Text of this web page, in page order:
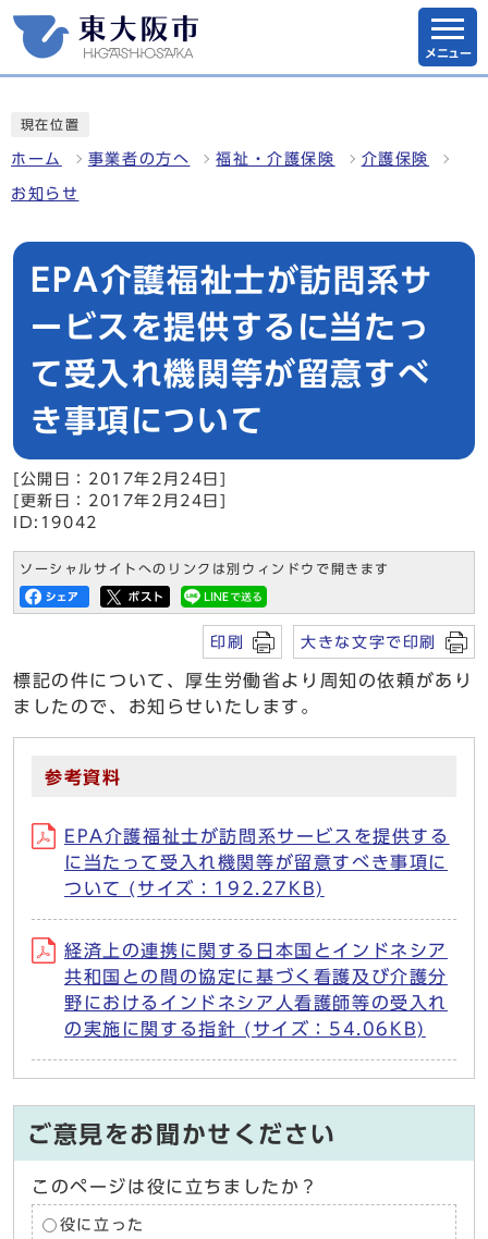
メニュー
現在位置
ホーム 事業者の方へ 福祉・介護保険 介護保険
お知らせ
EPA介護福祉士が訪問系サ
ービスを提供するに当たっ
て受入れ機関等が留意すべ
き事項について
[公開日：2017年2月24日]
[更新日：2017年2月24日]
ID:19042
ソーシャルサイトへのリンクは別ウィンドウで開きます
印刷 大きな文字で印刷
標記の件について、厚生労働省より周知の依頼があり
ましたので、お知らせいたします。
参考資料
EPA介護福祉士が訪問系サービスを提供する
に当たって受入れ機関等が留意すべき事項に
ついて (サイズ：192.27KB)
経済上の連携に関する日本国とインドネシア
共和国との間の協定に基づく看護及び介護分
野におけるインドネシア人看護師等の受入れ
の実施に関する指針 (サイズ：54.06KB)
ご意見をお聞かせください
このページは役に立ちましたか？
役に立った